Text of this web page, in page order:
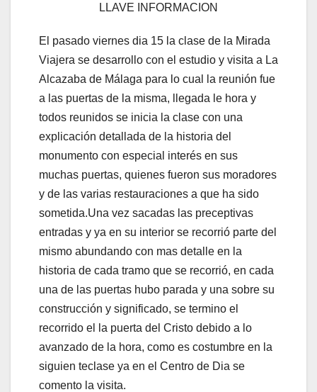
LLAVE INFORMACION
El pasado viernes dia 15 la clase de la Mirada
Viajera se desarrollo con el estudio y visita a La
Alcazaba de Málaga para lo cual la reunión fue
a las puertas de la misma, llegada le hora y
todos reunidos se inicia la clase con una
explicación detallada de la historia del
monumento con especial interés en sus
muchas puertas, quienes fueron sus moradores
y de las varias restauraciones a que ha sido
sometida.Una vez sacadas las preceptivas
entradas y ya en su interior se recorrió parte del
mismo abundando con mas detalle en la
historia de cada tramo que se recorrió, en cada
una de las puertas hubo parada y una sobre su
construcción y significado, se termino el
recorrido el la puerta del Cristo debido a lo
avanzado de la hora, como es costumbre en la
siguien teclase ya en el Centro de Dia se
comento la visita.